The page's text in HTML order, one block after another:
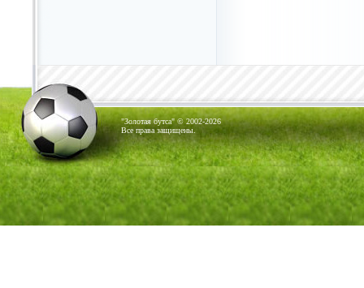
"Золотая бутса" © 2002-2026
Все права защищены.